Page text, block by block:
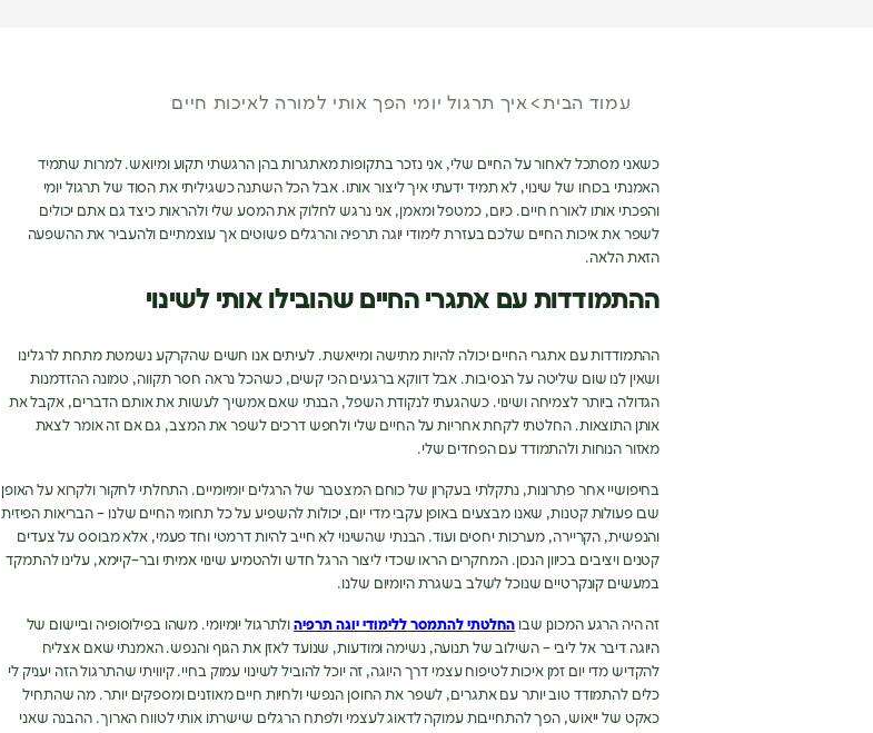
עמוד הבית איך תרגול יומי הפך אותי למורה לאיכות חיים
כשאני מסתכל לאחור על החיים שלי, אני נזכר בתקופות מאתגרות בהן הרגשתי תקוע ומיואש.למרות שתמיד
האמנתי בכוחו של שינוי,לא תמיד ידעתי איך ליצור אותו.אבל הכל השתנה כשגיליתי את הסוד של תרגול יומי
והפכתי אותו לאורח חיים. כיום,כמטפל ומאמן, אני נרגש לחלוק את המסע שלי ולהראות כיצד גם אתם יכולים
לשפר את איכות החיים שלכם בעזרת לימודי יוגה תרפיה והרגלים פשוטים אך עוצמתיים ולהעביר את ההשפעה
הזאת הלאה.
ההתמודדות עם אתגרי החיים שהובילו אותי לשינוי
ההתמודדות עם אתגרי החיים יכולה להיות מתישה ומייאשת.לעיתים אנו חשים שהקרקע נשמטת מתחת לרגלינו
ושאין לנו שום שליטה על הנסיבות. אבל דווקא ברגעים הכי קשים,כשהכל נראה חסר תקווה, טמונה ההזדמנות
הגדולה ביותר לצמיחה ושינוי.כשהגעתי לנקודת השפל, הבנתי שאם אמשיך לעשות את אותם הדברים,אקבל את
אותן התוצאות.החלטתי לקחת אחריות על החיים שלי ולחפש דרכים לשפר את המצב, גם אם זה אומר לצאת
מאזור הנוחות ולהתמודד עם הפחדים שלי.
בחיפושיי אחר פתרונות,נתקלתי בעקרון של כוחם המצטבר של הרגלים יומיומיים. התחלתי לחקור ולקרוא על האופן
שבו פעולות קטנות, שאנו מבצעים באופן עקבי מדי יום, יכולות להשפיע על כל תחומי החיים שלנו – הבריאות הפיזית
והנפשית, הקריירה, מערכות יחסים ועוד. הבנתי שהשינוי לא חייב להיות דרמטי וחד פעמי,אלא מבוסס על צעדים
קטנים ויציבים בכיוון הנכון.המחקרים הראו שכדי ליצור הרגל חדש ולהטמיע שינוי אמיתי ובר–קיימא,עלינו להתמקד
במעשים קונקרטיים שנוכל לשלב בשגרת היומיום שלנו.
זה היה הרגע המכונן שבו החלטתי להתמסר ללימודי יוגה תרפיה ולתרגול יומיומי. משהו בפילוסופיה וביישום של
היוגה דיבר אל ליבי –השילוב של תנועה,נשימה ומודעות, שנועד לאזן את הגוף והנפש.האמנתי שאם אצליח
להקדיש מדי יום זמן איכות לטיפוח עצמי דרך היוגה, זה יוכל להוביל לשינוי עמוק בחיי.קיוויתי שהתרגול הזה יעניק לי
כלים להתמודד טוב יותר עם אתגרים, לשפר את החוסן הנפשי ולחיות חיים מאוזנים ומספקים יותר. מה שהתחיל
כאקט של ייאוש,הפך להתחייבות עמוקה לדאוג לעצמי ולפתח הרגלים שישרתו אותי לטווח הארוך.ההבנה שאני